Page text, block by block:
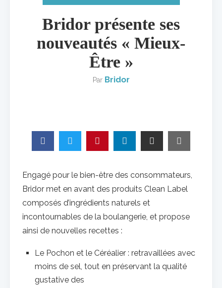
Bridor présente ses
nouveautés « Mieux-
Être »
Par Bridor
Engagé pour le bien-être des consommateurs,
Bridor met en avant des produits Clean Label
composés d’ingrédients naturels et
incontournables de la boulangerie, et propose
ainsi de nouvelles recettes :
Le Pochon et le Céréalier : retravaillées avec
moins de sel, tout en préservant la qualité
gustative des